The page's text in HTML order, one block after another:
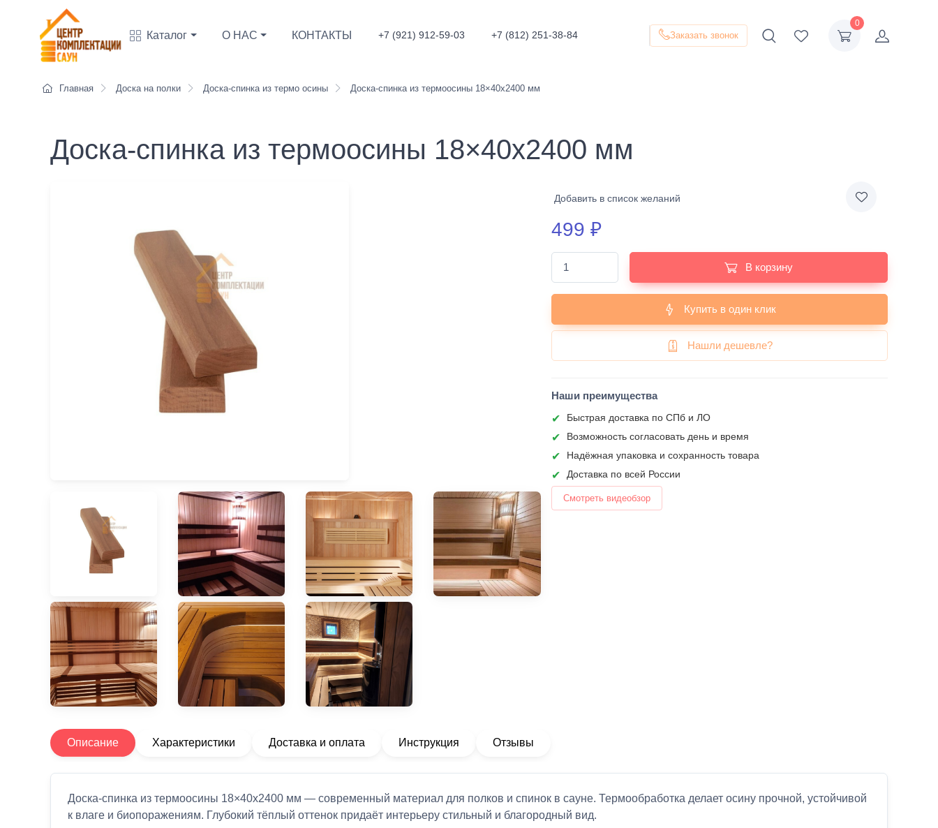
Каталог О НАС КОНТАКТЫ +7 (921) 912-59-03 +7 (812) 251-38-84 Заказать звонок
0
Главная Доска на полки Доска-спинка из термо осины Доска-спинка из термоосины 18×40x2400 мм
Доска-спинка из термоосины 18×40x2400 мм
Добавить в список желаний
499 ₽
В корзину
Купить в один клик
Нашли дешевле?
Наши преимущества
Быстрая доставка по СПб и ЛО
Возможность согласовать день и время
Надёжная упаковка и сохранность товара
Доставка по всей России
Смотреть видеобзор
Описание Характеристики Доставка и оплата Инструкция Отзывы
Доска-спинка из термоосины 18×40x2400 мм — современный материал для полков и спинок в сауне. Термообработка делает осину прочной, устойчивой
к влаге и биопоражениям. Глубокий тёплый оттенок придаёт интерьеру стильный и благородный вид.